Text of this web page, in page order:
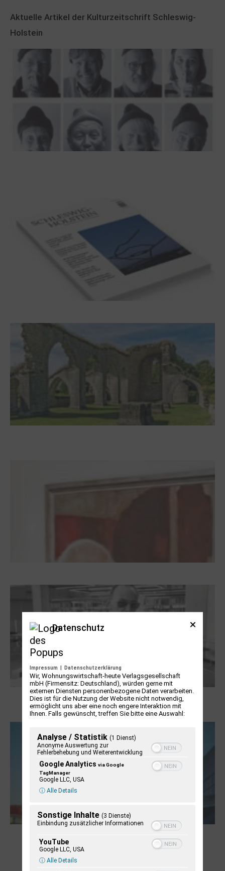
Aktuelle Artikel der Kulturzeitschrift Schleswig-
Holstein
Boy Lornsen zum 30. Todestag. Von
Steinen, Büchern und Himbeersaft
NUKLEUS Kiel
Datenschutz
Impressum Datenschutzerklärung
Wir, Wohnungswirtschaft-heute Verlagsgesellschaft
mbH (Firmensitz: Deutschland), würden gerne mit
externen Diensten personenbezogene Daten verarbeiten.
Dies ist für die Nutzung der Website nicht notwendig,
ermöglicht uns aber eine noch engere Interaktion mit
Ihnen. Falls gewünscht, treffen Sie bitte eine Auswahl:
Analyse / Statistik (1 Dienst)
Anonyme Auswertung zur
Fehlerbehebung und Weiterentwicklung
Google Analytics via Google
TagManager
Google LLC, USA
ⓘ Alle Details
Sonstige Inhalte (3 Dienste)
Einbindung zusätzlicher Informationen
YouTube
Google LLC, USA
ⓘ Alle Details